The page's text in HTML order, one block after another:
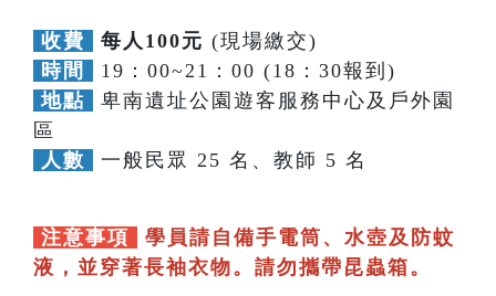
收費 每人100元 (現場繳交)
時間
19：00~21：00 (18：30報到)
地點
卑南遺址公園遊客服務中心及戶外園
區
人數
一般民眾 25 名、教師 5 名
注意事項
學員請自備手電筒、水壺及防蚊
液，並穿著長袖衣物。請勿攜帶昆蟲箱。